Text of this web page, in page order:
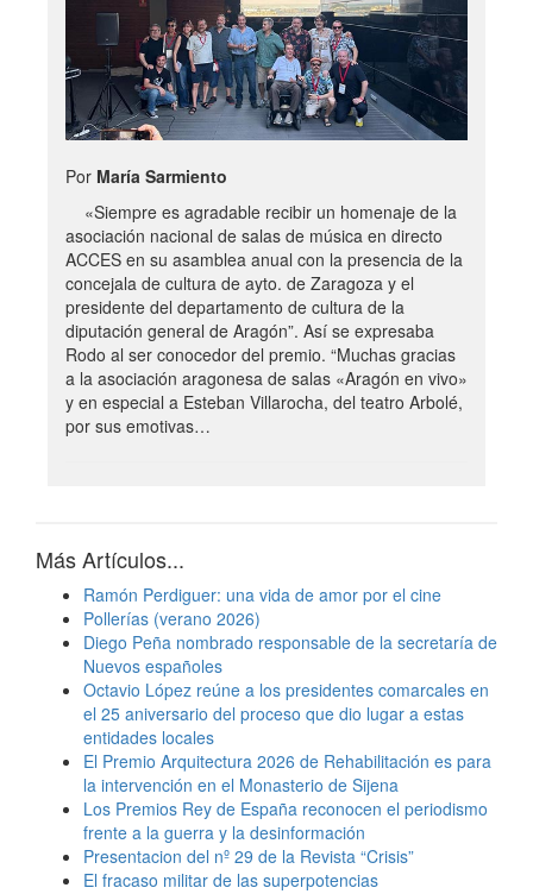
Por María Sarmiento
«Siempre es agradable recibir un homenaje de la
asociación nacional de salas de música en directo
ACCES en su asamblea anual con la presencia de la
concejala de cultura de ayto. de Zaragoza y el
presidente del departamento de cultura de la
diputación general de Aragón”. Así se expresaba
Rodo al ser conocedor del premio. “Muchas gracias
a la asociación aragonesa de salas «Aragón en vivo»
y en especial a Esteban Villarocha, del teatro Arbolé,
por sus emotivas…
Más Artículos...
Ramón Perdiguer: una vida de amor por el cine
Pollerías (verano 2026)
Diego Peña nombrado responsable de la secretaría de
Nuevos españoles
Octavio López reúne a los presidentes comarcales en
el 25 aniversario del proceso que dio lugar a estas
entidades locales
El Premio Arquitectura 2026 de Rehabilitación es para
la intervención en el Monasterio de Sijena
Los Premios Rey de España reconocen el periodismo
frente a la guerra y la desinformación
Presentacion del nº 29 de la Revista “Crisis”
El fracaso militar de las superpotencias